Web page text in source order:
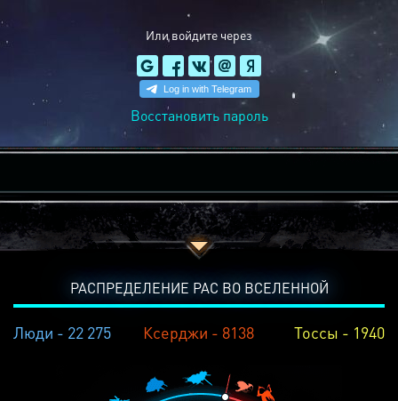
Или войдите через
Восстановить пароль
РАСПРЕДЕЛЕНИЕ РАС ВО ВСЕЛЕННОЙ
Люди - 22 275 Ксерджи - 8138 Тоссы - 1940